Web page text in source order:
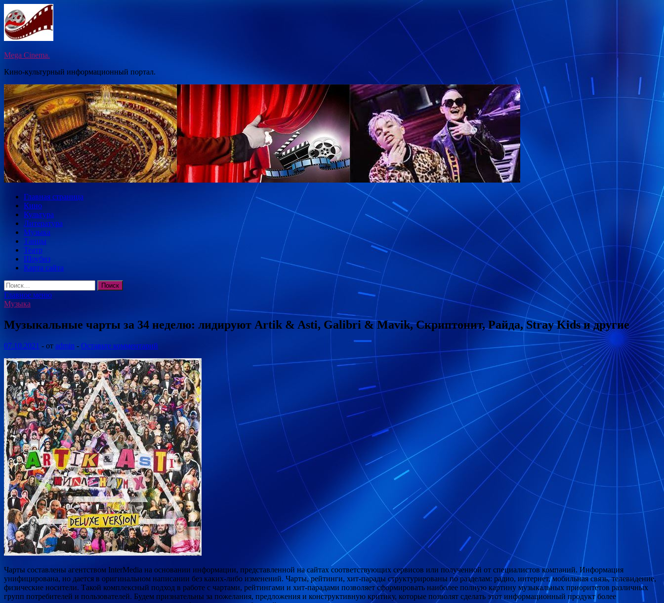
Перейти
к
содержимому
Mega Cinema.
Кино-культурный информационный портал.
Главная страница
Кино
Культура
Литература
Музыка
Танцы
Театр
Шоубиз
Карта сайта
Найти:
Главное меню
Музыка
Музыкальные чарты за 34 неделю: лидируют Artik & Asti, Galibri & Mavik, Скриптонит, Райда, Stray Kids и другие
07.10.2021 - от admin - Оставьте комментарий
Чарты составлены агентством InterMedia на основании информации, представленной на сайтах соответствующих сервисов или полученной от специалистов компаний. Информация
унифицирована, но дается в оригинальном написании без каких-либо изменений. Чарты, рейтинги, хит-парады структурированы по разделам: радио, интернет, мобильная связь, телевидение,
физические носители. Такой комплексный подход в работе с чартами, рейтингами и хит-парадами позволяет сформировать наиболее полную картину музыкальных приоритетов различных
групп потребителей и пользователей. Будем признательны за пожелания, предложения и конструктивную критику, которые позволят сделать этот информационный продукт более